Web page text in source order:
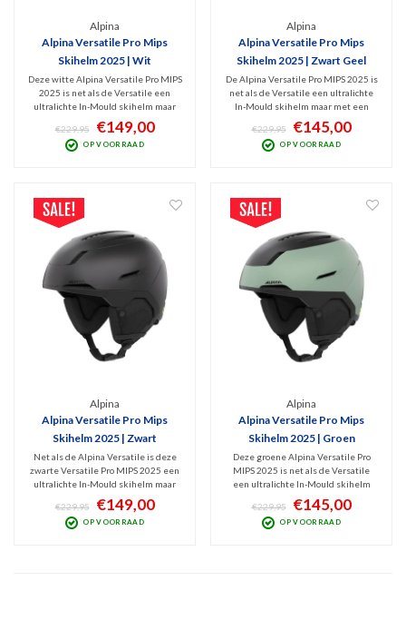
Alpina
Alpina Versatile Pro Mips
Skihelm 2025 | Wit
Deze witte Alpina Versatile Pro MIPS
2025 is net als de Versatile een
ultralichte In-Mould skihelm maar
dan met een beter
ventilatiesysteem en minder
vermoeiend door het lagere gewicht.
€229,95 €149,00
OP VOORRAAD
Alpina
Alpina Versatile Pro Mips
Skihelm 2025 | Zwart Geel
De Alpina Versatile Pro MIPS 2025 is
net als de Versatile een ultralichte
In-Mould skihelm maar met een
beter en geavanceerder
ventilatiesysteem en een beter
comfort door het lagere gewicht.
€229,95 €145,00
OP VOORRAAD
Alpina
Alpina Versatile Pro Mips
Skihelm 2025 | Zwart
Net als de Alpina Versatile is deze
zwarte Versatile Pro MIPS 2025 een
ultralichte In-Mould skihelm maar
dan met een beter
ventilatiesysteem. Comfort en
bescherming alom met deze
€229,95 €149,00
OP VOORRAAD
Alpina
Alpina Versatile Pro Mips
Skihelm 2025 | Groen
Deze groene Alpina Versatile Pro
MIPS 2025 is net als de Versatile
een ultralichte In-Mould skihelm
maar dan met een beter
ventilatiesysteem en minder
vermoeiend door het lagere gewicht.
€229,95 €145,00
OP VOORRAAD